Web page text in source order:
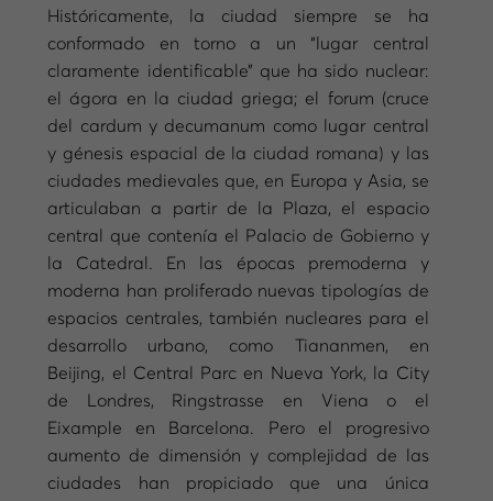
Históricamente, la ciudad siempre se ha
conformado en torno a un “lugar central
claramente identificable” que ha sido nuclear:
el ágora en la ciudad griega; el forum (cruce
del cardum y decumanum como lugar central
y génesis espacial de la ciudad romana) y las
ciudades medievales que, en Europa y Asia, se
articulaban a partir de la Plaza, el espacio
central que contenía el Palacio de Gobierno y
la Catedral. En las épocas premoderna y
moderna han proliferado nuevas tipologías de
espacios centrales, también nucleares para el
desarrollo urbano, como Tiananmen, en
Beijing, el Central Parc en Nueva York, la City
de Londres, Ringstrasse en Viena o el
Eixample en Barcelona. Pero el progresivo
aumento de dimensión y complejidad de las
ciudades han propiciado que una única